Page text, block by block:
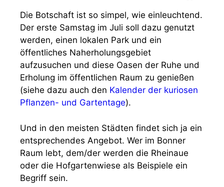
Die Botschaft ist so simpel, wie einleuchtend.
Der erste Samstag im Juli soll dazu genutzt
werden, einen lokalen Park und ein
öffentliches Naherholungsgebiet
aufzusuchen und diese Oasen der Ruhe und
Erholung im öffentlichen Raum zu genießen
(siehe dazu auch den Kalender der kuriosen
Pflanzen- und Gartentage).
Und in den meisten Städten findet sich ja ein
entsprechendes Angebot. Wer im Bonner
Raum lebt, dem/der werden die Rheinaue
oder die Hofgartenwiese als Beispiele ein
Begriff sein.